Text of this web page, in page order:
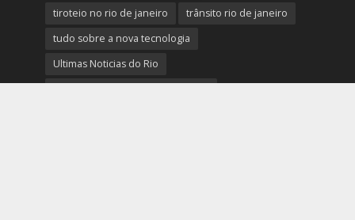
tiroteio no rio de janeiro
trânsito rio de janeiro
tudo sobre a nova tecnologia
Ultimas Noticias do Rio